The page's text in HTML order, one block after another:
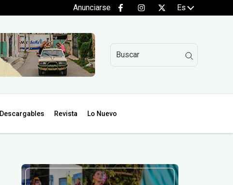
Anunciarse Es
Descargables Revista Lo Nuevo